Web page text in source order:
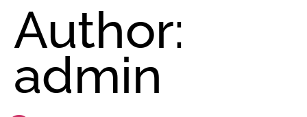
Author:
admin